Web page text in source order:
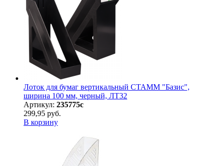
Лоток для бумаг вертикальный СТАММ "Базис",
ширина 100 мм, черный, ЛТ32
Артикул: 235775с
299,95 руб.
В корзину